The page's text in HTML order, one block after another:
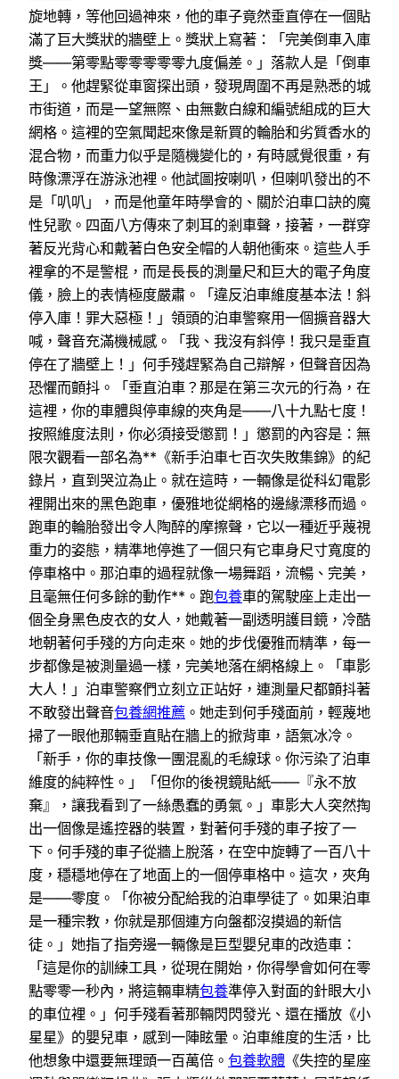
旋地轉，等他回過神來，他的車子竟然垂直停在一個貼
滿了巨大獎狀的牆壁上。獎狀上寫著：「完美倒車入庫
獎——第零點零零零零零九度偏差。」落款人是「倒車
王」。他趕緊從車窗探出頭，發現周圍不再是熟悉的城
市街道，而是一望無際、由無數白線和編號組成的巨大
網格。這裡的空氣聞起來像是新買的輪胎和劣質香水的
混合物，而重力似乎是隨機變化的，有時感覺很重，有
時像漂浮在游泳池裡。他試圖按喇叭，但喇叭發出的不
是「叭叭」，而是他童年時學會的、關於泊車口訣的魔
性兒歌。四面八方傳來了刺耳的剎車聲，接著，一群穿
著反光背心和戴著白色安全帽的人朝他衝來。這些人手
裡拿的不是警棍，而是長長的測量尺和巨大的電子角度
儀，臉上的表情極度嚴肅。「違反泊車維度基本法！斜
停入庫！罪大惡極！」領頭的泊車警察用一個擴音器大
喊，聲音充滿機械感。「我、我沒有斜停！我只是垂直
停在了牆壁上！」何手殘趕緊為自己辯解，但聲音因為
恐懼而顫抖。「垂直泊車？那是在第三次元的行為，在
這裡，你的車體與停車線的夾角是——八十九點七度！
按照維度法則，你必須接受懲罰！」懲罰的內容是：無
限次觀看一部名為**《新手泊車七百次失敗集錦》的紀
錄片，直到哭泣為止。就在這時，一輛像是從科幻電影
裡開出來的黑色跑車，優雅地從網格的邊緣漂移而過。
跑車的輪胎發出令人陶醉的摩擦聲，它以一種近乎蔑視
重力的姿態，精準地停進了一個只有它車身尺寸寬度的
停車格中。那泊車的過程就像一場舞蹈，流暢、完美，
且毫無任何多餘的動作**。跑包養車的駕駛座上走出一
個全身黑色皮衣的女人，她戴著一副透明護目鏡，冷酷
地朝著何手殘的方向走來。她的步伐優雅而精準，每一
步都像是被測量過一樣，完美地落在網格線上。「車影
大人！」泊車警察們立刻立正站好，連測量尺都顫抖著
不敢發出聲音包養網推薦 。她走到何手殘面前，輕蔑地
掃了一眼他那輛垂直貼在牆上的掀背車，語氣冰冷。
「新手，你的車技像一團混亂的毛線球。你污染了泊車
維度的純粹性。」「但你的後視鏡貼紙——『永不放
棄』，讓我看到了一絲愚蠢的勇氣。」車影大人突然掏
出一個像是遙控器的裝置，對著何手殘的車子按了一
下。何手殘的車子從牆上脫落，在空中旋轉了一百八十
度，穩穩地停在了地面上的一個停車格中。這次，夾角
是——零度。「你被分配給我的泊車學徒了。如果泊車
是一種宗教，你就是那個連方向盤都沒摸過的新信
徒。」她指了指旁邊一輛像是巨型嬰兒車的改造車：
「這是你的訓練工具，從現在開始，你得學會如何在零
點零零一秒內，將這輛車精包養準停入對面的針眼大小
的車位裡。」何手殘看著那輛閃閃發光、還在播放《小
星星》的嬰兒車，感到一陣眩暈。泊車維度的生活，比
他想象中還要無理頭一百萬倍。 包養軟體 《失控的星座